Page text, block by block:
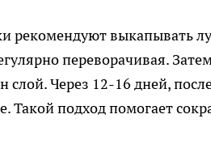
рекомендуют выкапывать
переворачивая.
слой. Через 12-16 дней,
Такой подход помогает